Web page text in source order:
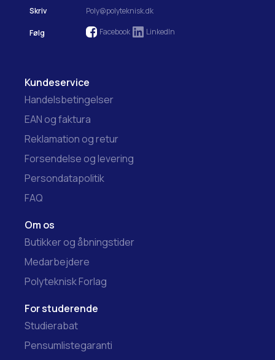
Skriv
Poly@polyteknisk.dk
Følg Facebook LinkedIn
Kundeservice
Handelsbetingelser
EAN og faktura
Reklamation og retur
Forsendelse og levering
Persondatapolitik
FAQ
Om os
Butikker og åbningstider
Medarbejdere
Polyteknisk Forlag
For studerende
Studierabat
Pensumlistegaranti